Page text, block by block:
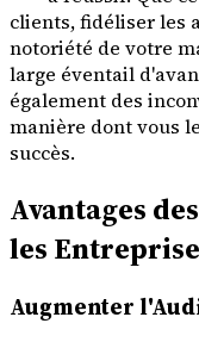
clients, fidéliser les
notoriété de votre
large éventail
également des
manière dont vous
succès.
Avantages
les
Augmenter